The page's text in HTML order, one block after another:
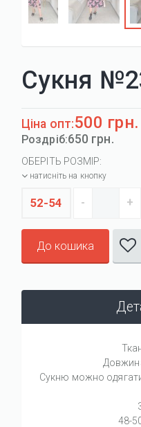
Сукня
Ціна опт:500 грн.
Роздріб:650 грн.
ОБЕРІТЬ РОЗМІР:
натисніть на кнопку
52-54
До кошика
Сукню можно одягати
48-